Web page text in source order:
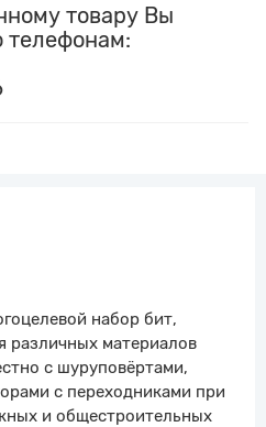
товару Вы
телефонам:
набор бит,
различных материалов
с шуруповёртами,
с переходниками при
и общестроительных